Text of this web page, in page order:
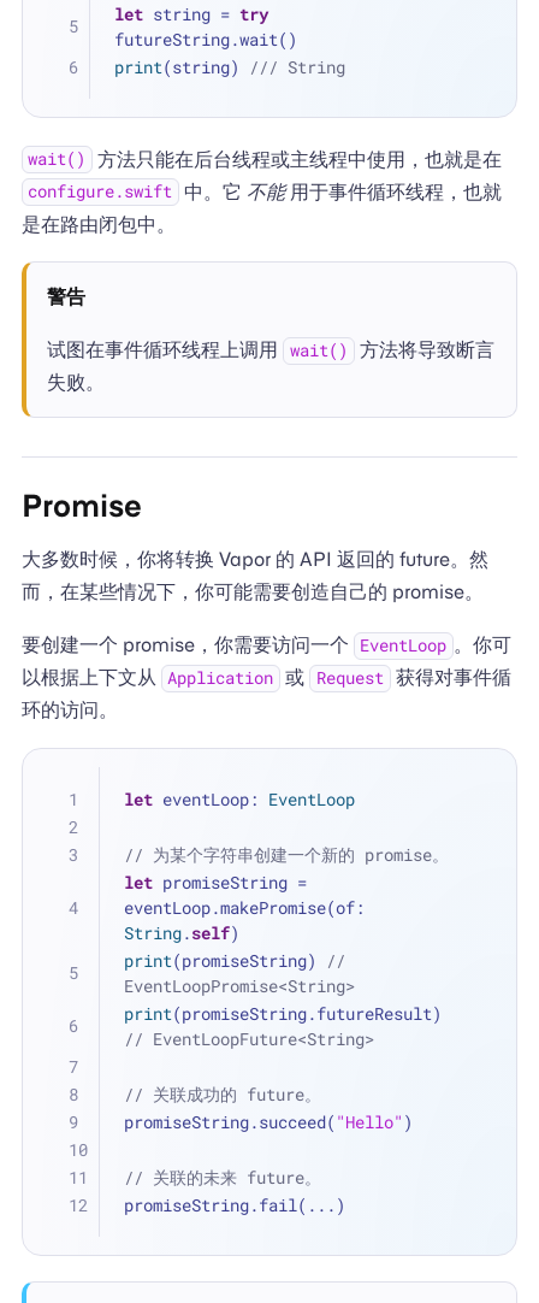
let string = try
futureString.wait()
print(string) /// String
wait() 方法只能在后台线程或主线程中使用，也就是在
configure.swift 中。它 不能用于事件循环线程，也就
是在路由闭包中。
警告
试图在事件循环线程上调用 wait()
方法将导致断言
失败。
Promise
大多数时候，你将转换 Vapor 的 API 返回的 future。然
而，在某些情况下，你可能需要创造自己的 promise。
要创建一个 promise，你需要访问一个 EventLoop 。你可
以根据上下文从 Application 或 Request 获得对事件循
环的访问。
let eventLoop: EventLoop
// 为某个字符串创建一个新的 promise。
let promiseString =
String.self)
print(promiseString) //
EventLoopPromise<String>
print
// EventLoopFuture<String>
// 关联成功的 future。
promiseString.succeed( "Hello" )
// 关联的未来 future。
promiseString.fail( ... )